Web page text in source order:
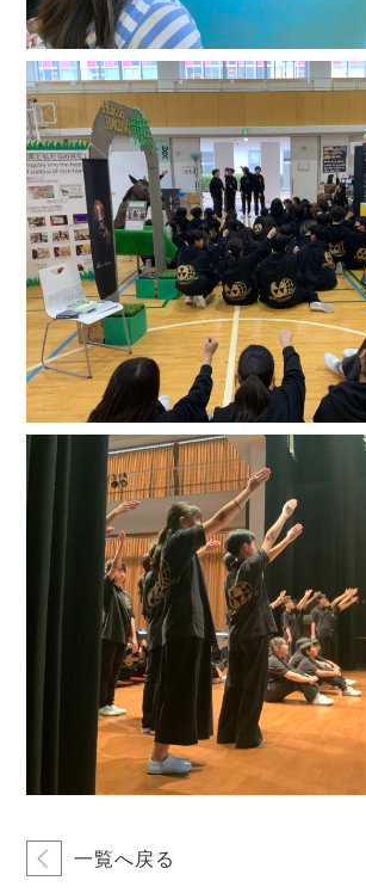
一覧へ戻る